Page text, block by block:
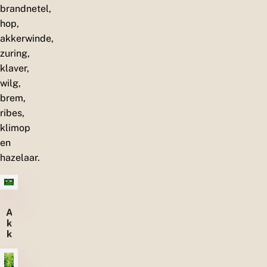
brandnetel,
hop,
akkerwinde,
zuring,
klaver,
wilg,
brem,
ribes,
klimop
en
hazelaar.
A
k
k
r